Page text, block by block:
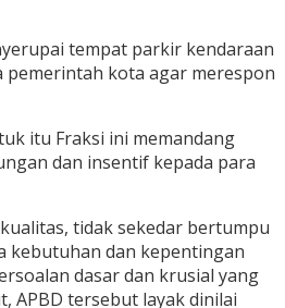
tempat parkir kendaraan
pemerintah kota agar merespon
itu Fraksi ini memandang
dan insentif kepada para
tidak sekedar bertumpu
kebutuhan dan kepentingan
dasar dan krusial yang
APBD tersebut layak dinilai